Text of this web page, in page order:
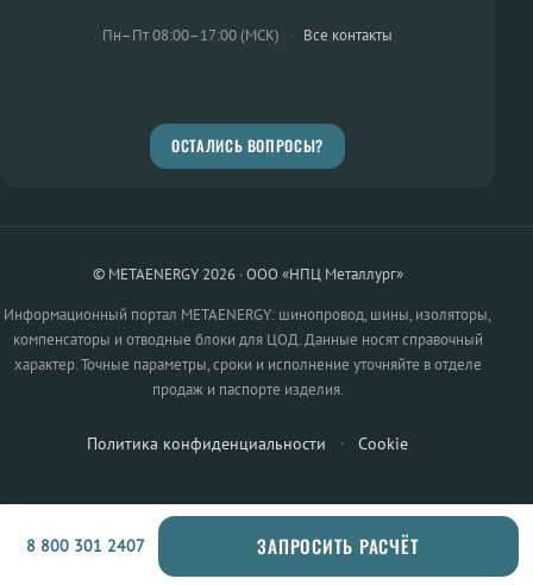
Пн–Пт 08:00–17:00 (МСК) · Все контакты
ОСТАЛИСЬ ВОПРОСЫ?
© METAENERGY 2026 · ООО «НПЦ Металлург»
Информационный портал METAENERGY: шинопровод, шины, изоляторы,
компенсаторы и отводные блоки для ЦОД. Данные носят справочный
характер. Точные параметры, сроки и исполнение уточняйте в отделе
продаж и паспорте изделия.
Политика конфиденциальности · Cookie
8 800 301 2407 ЗАПРОСИТЬ РАСЧЁТ